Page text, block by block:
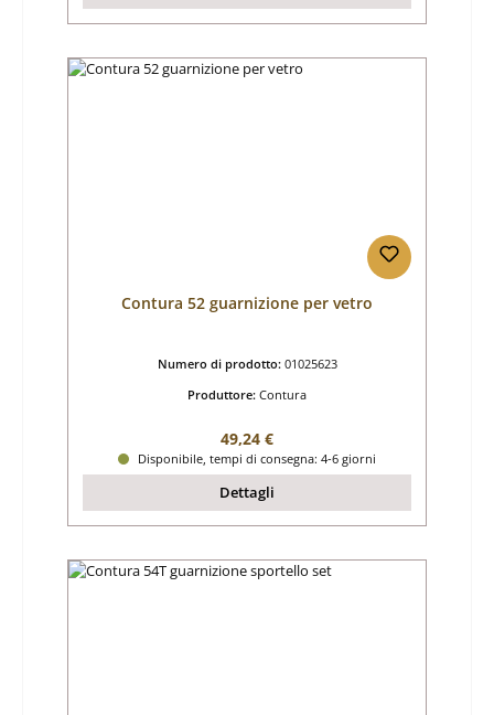
Contura 52 guarnizione per vetro
Numero di prodotto: 01025623
Produttore: Contura
Prezzo normale:
49,24 €
Disponibile, tempi di consegna: 4-6 giorni
Dettagli